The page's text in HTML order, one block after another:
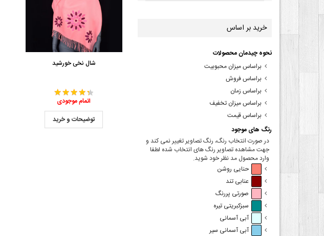
شال نخی خورشید
اتمام موجودی
توضیحات و خرید
خرید بر اساس
نحوه چیدمان محصولات
براساس میزان محبوبیت
براساس فروش
براساس زمان
براساس میزان تخفیف
براساس قیمت
رنگ های موجود
در صورت انتخاب رنگ، رنگ تصاویر تغییر نمی کند و
جهت مشاهده تصاویر رنگ های انتخاب شده لطفا
وارد محصول مد نظر خود شوید.
حنایی روشن
عنابی تند
صورتی پررنگ
سبزکبریتی تیره
آبی آسمانی
آبی آسمانی سیر